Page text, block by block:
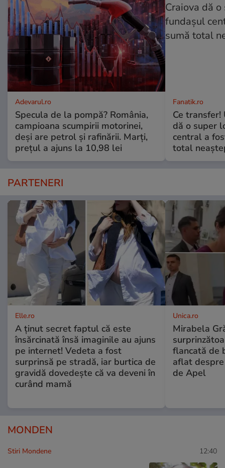
Adevarul.ro
Specula de la pompă? România,
campioana scumpirii motorinei,
deși are petrol și rafinării. Marți,
prețul a ajuns la 10,98 lei
Fanatik.ro
Ce transfer!
dă o super
central a
total
PARTENERI
Elle.ro
A ținut secret faptul că este
însărcinată însă imaginile au ajuns
pe internet! Vedeta a fost
surprinsă pe stradă, iar burtica de
gravidă dovedește că va deveni în
curând mamă
Unica.ro
Mirabela
flancată de
aflat
de Apel
MONDEN
Stiri Mondene 12:40